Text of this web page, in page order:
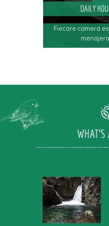
DAILY
Fiecare camera
WHAT'S